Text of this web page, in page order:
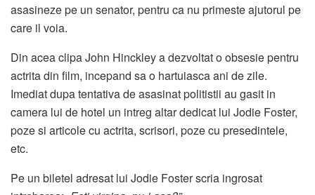
asasineze pe un senator, pentru ca nu primeste ajutorul pe
care il voia.
Din acea clipa John Hinckley a dezvoltat o obsesie pentru
actrita din film, incepand sa o hartuiasca ani de zile.
Imediat dupa tentativa de asasinat politistii au gasit in
camera lui de hotel un intreg altar dedicat lui Jodie Foster,
poze si articole cu actrita, scrisori, poze cu presedintele,
etc.
Pe un biletel adresat lui Jodie Foster scria ingrosat